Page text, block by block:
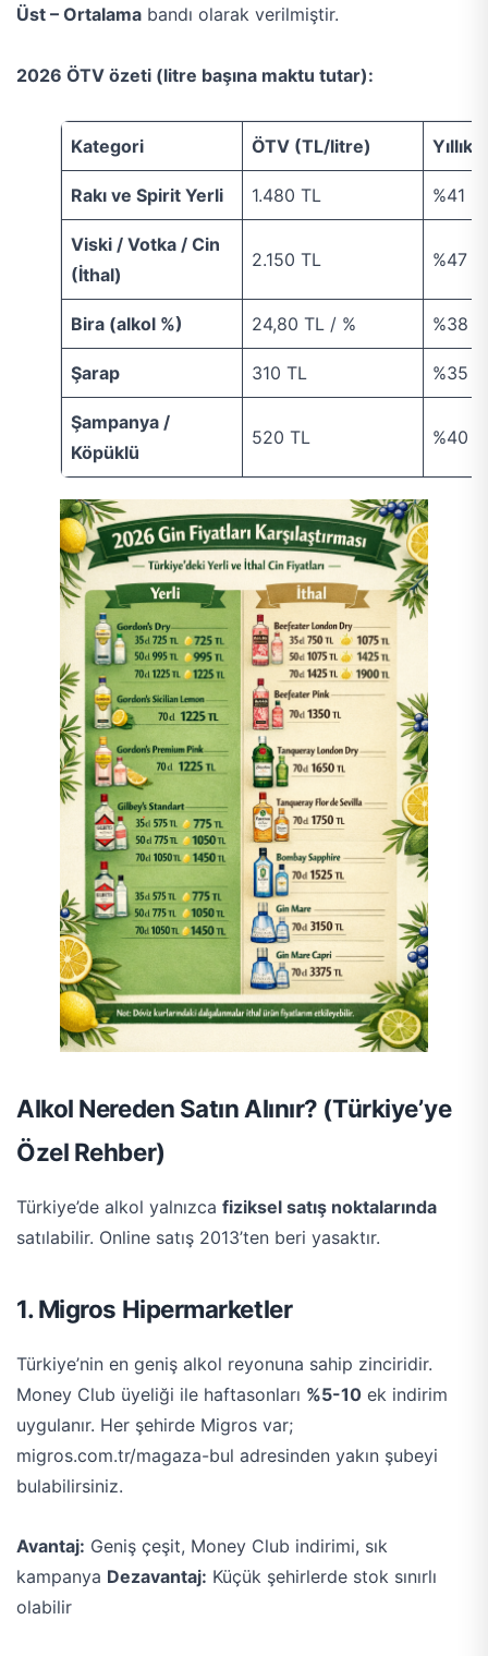
Üst – Ortalama bandı olarak verilmiştir.
2026 ÖTV özeti (litre başına maktu tutar):
Kategori ÖTV (TL/litre) Yıllık
Rakı ve Spirit Yerli 1.480 TL %41
Viski / Votka / Cin
(İthal)
2.150 TL %47
Bira (alkol %) 24,80 TL / % %38
Şarap 310 TL %35
Şampanya /
Köpüklü
520 TL %40
Alkol Nereden Satın Alınır? (Türkiye’ye
Özel Rehber)
Türkiye’de alkol yalnızca fiziksel satış noktalarında
satılabilir. Online satış 2013’ten beri yasaktır.
1. Migros Hipermarketler
Türkiye’nin en geniş alkol reyonuna sahip zinciridir.
Money Club üyeliği ile haftasonları %5-10 ek indirim
uygulanır. Her şehirde Migros var;
migros.com.tr/magaza-bul adresinden yakın şubeyi
bulabilirsiniz.
Avantaj: Geniş çeşit, Money Club indirimi, sık
kampanya Dezavantaj: Küçük şehirlerde stok sınırlı
olabilir